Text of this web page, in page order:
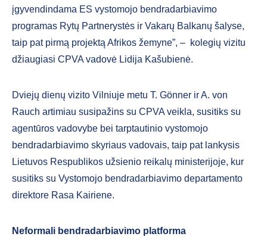
įgyvendindama ES vystomojo bendradarbiavimo
programas Rytų Partnerystės ir Vakarų Balkanų šalyse,
taip pat pirmą projektą Afrikos žemyne”, – kolegių vizitu
džiaugiasi CPVA vadovė Lidija Kašubienė.
Dviejų dienų vizito Vilniuje metu T. Gönner ir A. von
Rauch artimiau susipažins su CPVA veikla, susitiks su
agentūros vadovybe bei tarptautinio vystomojo
bendradarbiavimo skyriaus vadovais, taip pat lankysis
Lietuvos Respublikos užsienio reikalų ministerijoje, kur
susitiks su Vystomojo bendradarbiavimo departamento
direktore Rasa Kairiene.
Neformali bendradarbiavimo platforma